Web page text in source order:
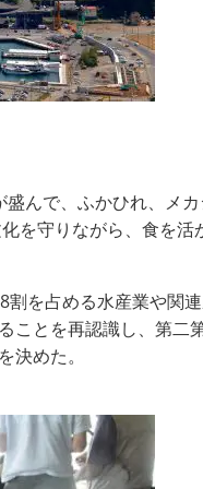
んで、ふかひれ、メ
守りながら、食を
を占める水産業や関
とを再認識し、第
めた。